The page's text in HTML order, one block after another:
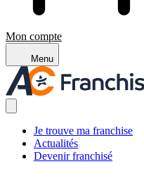
Mon compte
Menu
Je trouve ma franchise
Actualités
Devenir franchisé